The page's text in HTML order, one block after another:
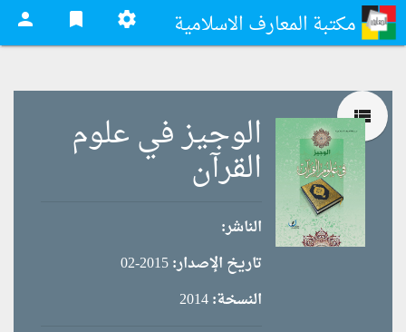
مكتبة المعارف الاسلامية settings
bookmark
person
view_list الوجيز في علوم
القرآن
الناشر:
تاريخ الإصدار:2015-02
النسخة:2014